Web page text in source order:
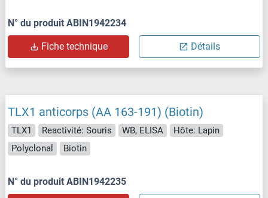
N° du produit ABIN1942234
Fiche technique Détails
TLX1 anticorps (AA 163-191) (Biotin)
TLX1 Reactivité: Souris WB, ELISA
Hôte: Lapin
Polyclonal
Biotin
N° du produit ABIN1942235